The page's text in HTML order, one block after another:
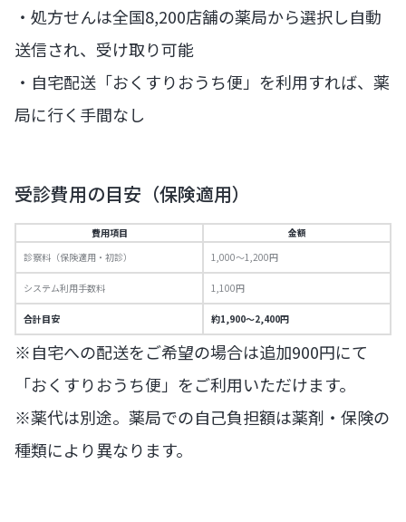
・処方せんは全国8,200店舗の薬局から選択し自動
送信され、受け取り可能
・自宅配送「おくすりおうち便」を利用すれば、薬
局に行く手間なし
受診費用の目安（保険適用）
費用項目
金額
診察料（保険適用・初診）
1,000〜1,200円
システム利用手数料 1,100円
合計目安 約1,900〜2,400円
※自宅への配送をご希望の場合は追加900円にて
「おくすりおうち便」をご利用いただけます。
※薬代は別途。薬局での自己負担額は薬剤・保険の
種類により異なります。